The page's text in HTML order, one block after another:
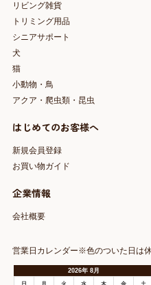
リビング雑貨
トリミング用品
シニアサポート
犬
猫
小動物・鳥
アクア・爬虫類・昆虫
はじめてのお客様へ
新規会員登録
お買い物ガイド
企業情報
会社概要
営業日カレンダー※色のついた日は休
2026年 8月